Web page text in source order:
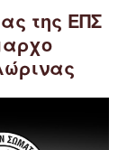
της ΕΠΣ